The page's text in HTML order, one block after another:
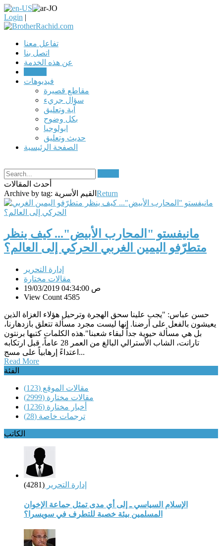
Login |
تفاعل معنا
اتصل بنا
عن هذه الخدمة
فيديوهات
مقاطع قصيرة
سؤال جريء
آية وتعليق
بكل وضوح
ابولوجيا
حديث وتعليق
الصفحة الرئيسية
أحدث المقالات
Archive by tag: القيم الأسرية Return
مانيفستو "المحارب الأبيض"... كيف ينظر
متطرّفو اليمين الغربي الحركي إلى العالم؟
إدارة التحرير
مقالات مختارة
19/03/2019 04:34:00 ص
View Count 4585
حسن عباس: "يجب علينا سحق الهجرة وترحيل هؤلاء الغزاة الذين
يعيشون بالفعل على أرضنا. إنها ليست مجرد مسألة تتعلق بازدهارنا،
بل هي مسألة حيوية جداً لبقاء شعبنا".هذه الكلمات كتبها برنتون
تارانت، الشاب الأسترالي البالغ من العمر 28 عاماً، قبل ارتكابه
اعتداءً إرهابياً على مسج...
Read More
الفئة
مقالات الموقع (123)
مقالات مختارة (2999)
أخبار مختارة (1236)
ترجمات خاصة (28)
الكاتب
إدارة التحرير (4281)
الإسلام السياسي ـ إلى أي مدى تمثل جماعة الإخوان
المسلمين بيئة خصبة للتطرف في سويسرا؟